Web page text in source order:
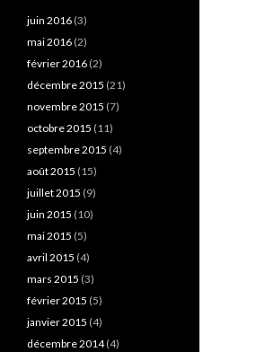
juin 2016 (3)
mai 2016 (2)
février 2016 (2)
décembre 2015 (21)
novembre 2015 (7)
octobre 2015 (11)
septembre 2015 (4)
août 2015 (15)
juillet 2015 (9)
juin 2015 (10)
mai 2015 (5)
avril 2015 (4)
mars 2015 (3)
février 2015 (5)
janvier 2015 (4)
décembre 2014(4)